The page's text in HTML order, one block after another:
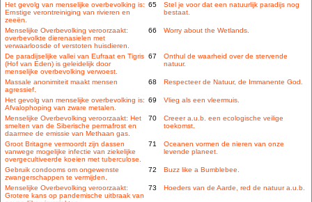
Het gevolg van menselijke overbevolking is:
Ernstige verontreiniging van rivieren en
zeeën.
65
Stel je voor dat een natuurlijk paradijs nog
bestaat.
Menselijke Overbevolking veroorzaakt:
overbevolkte dierenasielen met
verwaarloosde of verstoten huisdieren.
66 Worry about the Wetlands.
De paradijselijke vallei van Eufraat en Tigris
(Hof van Eden) is geleidelijk door
menselijke overbevolking verwoest.
67
Onthul de waarheid over de stervende
natuur.
Massale anonimiteit maakt mensen
agressief.
68 Respecteer de Natuur, de Immanente God.
Het gevolg van menselijke overbevolking is:
Afvalophoping van zware metalen.
69 Vlieg als een vleermuis.
Menselijke Overbevolking veroorzaakt: Het
smelten van de Siberische permafrost en
daarmee de emissie van Methaan gas.
70
Creeer a.u.b. een ecologische veilige
toekomst.
Groot Britagne vermoordt zijn dassen
vanwege mogelijke infectie van ziekelijke
overgecultiveerde koeien met tuberculose.
71
Oceanen vormen de nieren van onze
levende planeet.
Gebruik condooms om ongewenste
zwangerschappen te vermijden.
72 Buzz like a Bumblebee.
Menselijke Overbevolking veroorzaakt:
Grotere kans op pandemische uitbraak van
73 Hoeders van de Aarde, red de natuur a.u.b.